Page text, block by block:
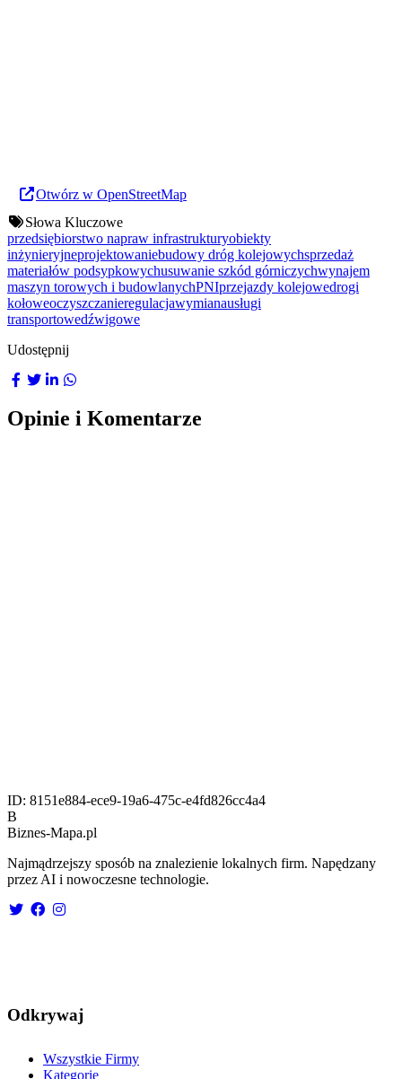
Otwórz w OpenStreetMap
Słowa Kluczowe
przedsiębiorstwo napraw infrastrukturyobiekty
inżynieryjneprojektowaniebudowy dróg kolejowychsprzedaż
materiałów podsypkowychusuwanie szkód górniczychwynajem
maszyn torowych i budowlanychPNIprzejazdy kolejowedrogi
kołoweoczyszczanieregulacjawymianausługi
transportowedźwigowe
Udostępnij
Opinie i Komentarze
ID: 8151e884-ece9-19a6-475c-e4fd826cc4a4
B
Biznes-Mapa.pl
Najmądrzejszy sposób na znalezienie lokalnych firm. Napędzany
przez AI i nowoczesne technologie.
Odkrywaj
Wszystkie Firmy
Kategorie